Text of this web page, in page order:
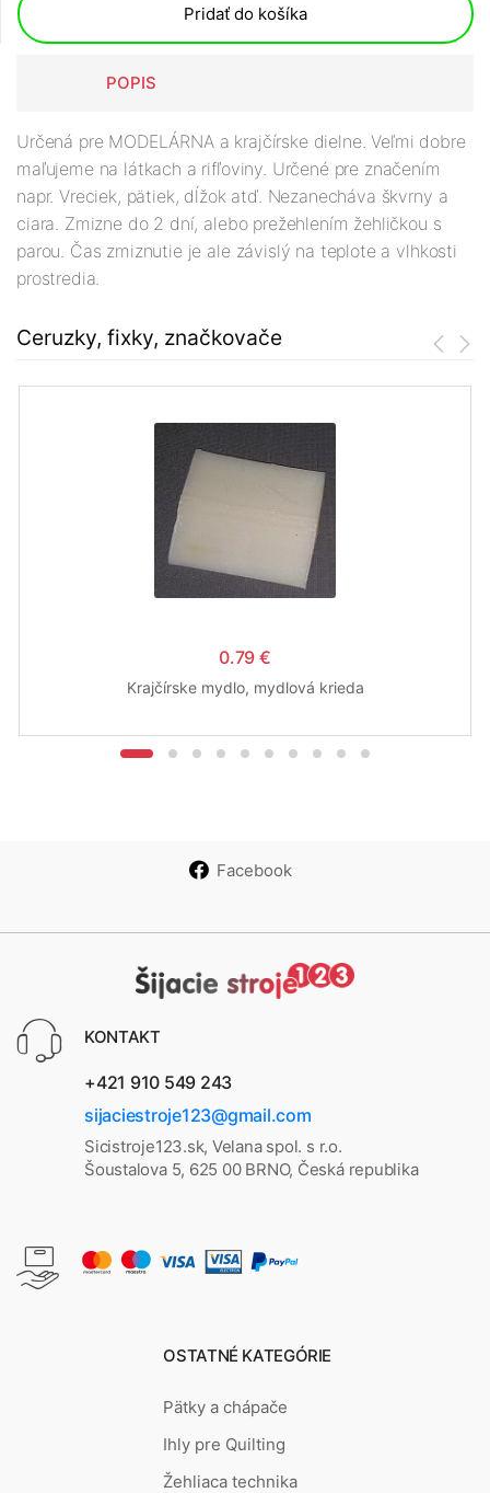
Pridať do košíka
POPIS
Určená pre MODELÁRNA a krajčírske dielne. Veľmi dobre
maľujeme na látkach a rifľoviny. Určené pre značením
napr. Vreciek, pätiek, dĺžok atď. Nezanecháva škvrny a
ciara. Zmizne do 2 dní, alebo prežehlením žehličkou s
parou. Čas zmiznutie je ale závislý na teplote a vlhkosti
prostredia.
Ceruzky, fixky, značkovače
0.79 €
Krajčírske mydlo, mydlová krieda
Facebook
KONTAKT
+421 910 549 243
sijaciestroje123@gmail.com
Sicistroje123.sk, Velana spol. s r.o.
Šoustalova 5, 625 00 BRNO, Česká republika
OSTATNÉ KATEGÓRIE
Pätky a chápače
Ihly pre Quilting
Žehliaca technika